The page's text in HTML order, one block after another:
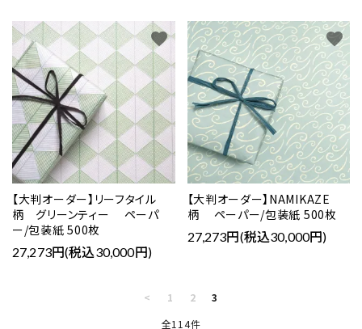
【大判オーダー】リーフタイル
柄 グリーンティー ペーパ
ー/包装紙 500枚
27,273円(税込30,000円)
favorite
【大判オーダー】NAMIKAZE
柄 ペーパー/包装紙 500枚
27,273円(税込30,000円)
favorite
< 1 2
3
全114件